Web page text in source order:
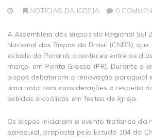
NOTÍCIAS DA IGREJA 0
A Assembleia dos Bispos do Regional Sul
Nacional dos Bispos do Brasil (CNBB),
estado do Paraná, aconteceu entre os
março, em Ponta Grossa (PR). Durante o
bispos debateram a renovação paroquial
uma nota com considerações a respeito
bebidas alcoólicas em festas de Igreja.
Os bispos iniciaram o evento tratando da
paroquial, proposta pelo Estudo 104 da